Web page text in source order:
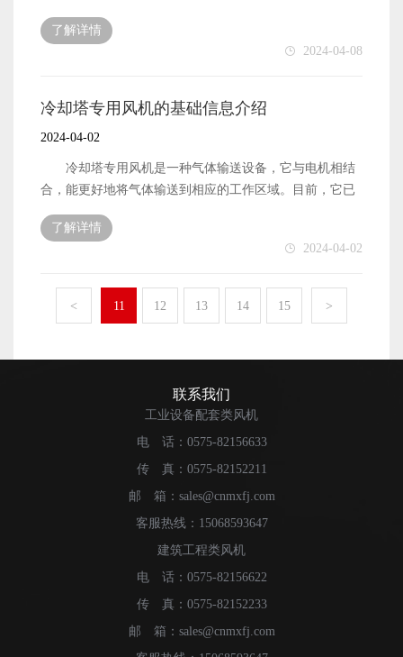
向的最终确定，高温环境中电机的使用状况等需要进行全
面饿的检查，这类特殊检查对于冷库风机应对各种温度环
损耗的情况，部分的构件需要进行及时的更换，较长的时
间没有进行综合的检查，这样就会导致冷库风机出现风量
分析 冷库风机是利用水和空气的直接接触，并进行热
量转换达到降温的功能。目前越来越多的企业看好冷库风
比较出两者之间的需求差距。当然，这也不是说冷库风机
没有它的市场，在我国的南方城市中，冷库风机的市场优
势是明显的，而在北方，相对而言，需求会小一些。
冷库风机的销量，取决于产品的优越性。这不仅是冷库风
点，冷库风机这几年的技术进步非常明显，各个配件之间
的磨合也非常成熟，但是我们把国内的产品和国外的产品
用户选择了价格更高的国外进口的冷库风机。 企业在
冷库风机生产的时候，可以试着学习国外的相关生产技
燥，各种水汽相对是少的，在工艺上可以略微修改以适应
北方。 冷库风机的市场前景总体是向上的，伴随着工
业化的进程，它的使用率在未来还会继续提高。
验。一个负责控制电源，调整电压电流等，应该调整风机
工作状态，发现异常立即停止试车。 4.当正常工作五
定无异常后，才可以进行开机工作，这个步骤是经常容易
被忽略的。 5.冷却塔风机试车时，先低俗后高速，旋
转方向要正确，从高处观察，是顺时针旋转的，切忌反方
向旋转 以上五点是冷却塔风机调试时的一些方法，相
关调试工作一定要符合行业规范和安全技术要求。 冷
类，在工业生产领域被广泛使用。对于冷却塔风机的知
识，很多刚接触该行业的人是缺乏的，文章从分类和转向
制作材质的不同，可以分为工程塑料型冷却塔风机，铝合
金式冷却塔风机，玻璃材质风机，工业不锈钢式冷却塔风
固定性冷却塔风机。根据不同的工作环境，可以做出不同
的气流方向，用途，占地体积，综合性能等。 冷却塔
风机如果是按照排风方式来分类，分成机械抽风式风机和
机械风式风机，机械抽风式风机在生产中较为常见，它的
样子就是圆形的冷却塔外形。 工作时风机是向外排热
的，塔内的气压就会降低，甚至形成负压。当外界的冷风
换，这中间会产生一些化学反应，从而产生降低冷却水
温，并能起到降温，循环的效果。如果我们从高处往下看
的时候，风机的风叶转向是顺时针转的。 相比较转向
而言，冷却风塔机的更多技术含量则是集中在热量交换环
产品是比较陌生的，在众多的散热器风机中，哪个产品的
散热器风机会在价格上更实惠，质量上更上乘呢？ 一
个品牌是一个企业的名片。散热器风机的品牌选择应该注
主要是大环境所决定的，进入到2010年以后，散热器风机
这个行业，导致这个行业变得异常复杂，竞争也是日趋激
烈，很多的散热器风机品牌在行业内是很小众的，知道的
人少，使用的人少，所以它的口碑没有得到过很多用户的
是不利的。 散热器风机的品牌选择不仅要注重知名
度，还需要注重品牌背后的相关服务。这个服务包括销售
牌中，用户应该选择合适自己的品牌。 散热器风机叶
较长的一段时间以后，会有噪音的出现，很多专业人士在
分析了这些不明噪音之后，将目标锁定在了两个方面，第
一个是叶轮，第二个是风机管盘。而叶轮的噪音产生比重
先对来讲会高一些，风机的叶轮噪音是如何产生的，用户
又要如何来避免噪音产生呢？ 风机叶轮是肉眼可以直
风量，关系到风机的生产效率，风机叶轮是个很关键的养
护项目，很多专业人士也是非常重视风机叶轮的养护的，
它甚至是可以直接关系到风机的使用寿命。 风机叶轮
的噪音主要产生是由于风机叶轮的转子不平衡或者叶轮表
气的摩擦力增加，会有噪音出现。如何来避免这类问题
了解详情
2024-04-08
冷却塔专用风机的基础信息介绍
2024-04-02
冷却塔专用风机是一种气体输送设备，它与电机相结
合，能更好地将气体输送到相应的工作区域。目前，它已
被广泛应用于许多领域。磁悬浮风机是一种流行的气体输
送设备，在许多领域得到了广泛的应用。与传统的风机设
备相比，冷却塔专用风机具有环保、高效的优点，正逐渐
风机也能起到相应的作用。与过去的风机产品相比，冷却
塔专用风机产品更加节能环保，科技优势更加明显。
天的风扇产品更环保，更符合新时代发展的需要，克服了
传统古代风扇的一些缺点。在气体传输过程中，效率更
高，噪音相对较低，非常适合在一些新场景中使用。此
也不会导致设备停机，因此非常适合欢迎使用。 冷却
塔专用风机的工作原理 为什么冷却塔专用风机这么容
易使用，我们需要先了解它的工作原理。与传统风机产品
相比，该产品具有更高的科技属性，在环保节能方面具有
承，使电流通过时产生磁场，同时产生相应的吸力，从而
实现最终的悬浮。 高速离心叶轮 这是冷却塔专用
风机的核心，能起到很好的驱动作用，工作区域比较广。
更重要的是，该叶轮采用高强度钛合金，具有很强的变形
了解详情
2024-04-02
< 11 12 13 14 15 >
联系我们
工业设备配套类风机
电 话：0575-82156633
传 真：0575-82152211
邮 箱：sales@cnmxfj.com
客服热线：15068593647
建筑工程类风机
电 话：0575-82156622
传 真：0575-82152233
邮 箱：sales@cnmxfj.com